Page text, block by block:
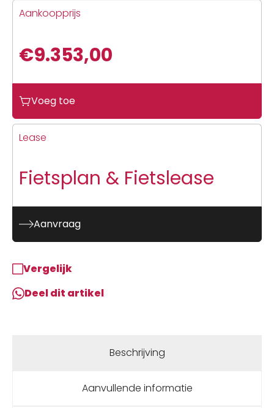
Aankoopprijs
€9.353,00
Voeg toe
Lease
Fietsplan & Fietslease
Aanvraag
Vergelijk
Deel dit artikel
Beschrijving
Aanvullende informatie